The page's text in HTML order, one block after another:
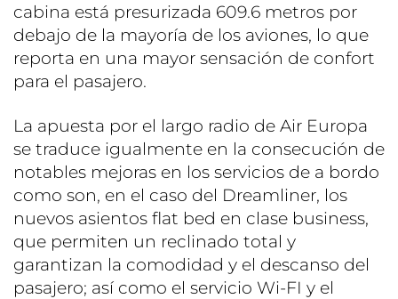
cabina está presurizada 609.6 metros por
debajo de la mayoría de los aviones, lo que
reporta en una mayor sensación de confort
para el pasajero.
La apuesta por el largo radio de Air Europa
se traduce igualmente en la consecución de
notables mejoras en los servicios de a bordo
como son, en el caso del Dreamliner, los
nuevos asientos flat bed en clase business,
que permiten un reclinado total y
garantizan la comodidad y el descanso del
pasajero; así como el servicio Wi-FI y el